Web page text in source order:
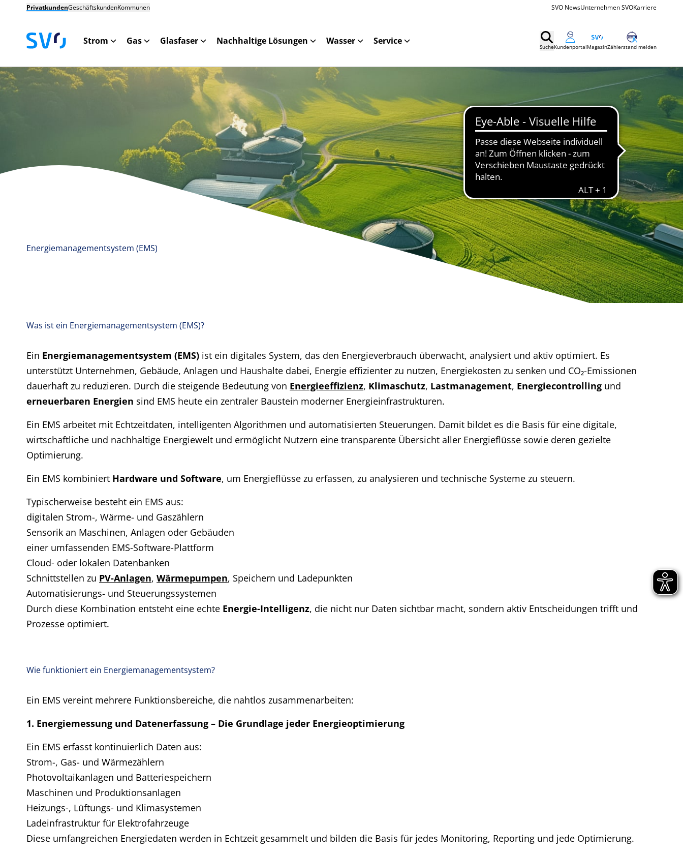
PrivatkundenGeschäftskundenKommunen SVO NewsUnternehmen SVOKarriere
Strom Gas Glasfaser Nachhaltige Lösungen Wasser Service
SucheKundenportalMagazinZählerstand melden
Energiemanagementsystem (EMS)
Was ist ein Energiemanagementsystem (EMS)?
Ein Energiemanagementsystem (EMS) ist ein digitales System, das den Energieverbrauch überwacht, analysiert und aktiv optimiert. Es
unterstützt Unternehmen, Gebäude, Anlagen und Haushalte dabei, Energie effizienter zu nutzen, Energiekosten zu senken und CO₂-Emissionen
dauerhaft zu reduzieren. Durch die steigende Bedeutung von Energieeffizienz, Klimaschutz, Lastmanagement, Energiecontrolling und
erneuerbaren Energien sind EMS heute ein zentraler Baustein moderner Energieinfrastrukturen.
Ein EMS arbeitet mit Echtzeitdaten, intelligenten Algorithmen und automatisierten Steuerungen. Damit bildet es die Basis für eine digitale,
wirtschaftliche und nachhaltige Energiewelt und ermöglicht Nutzern eine transparente Übersicht aller Energieflüsse sowie deren gezielte
Optimierung.
Ein EMS kombiniert Hardware und Software, um Energieflüsse zu erfassen, zu analysieren und technische Systeme zu steuern.
Typischerweise besteht ein EMS aus:
digitalen Strom-, Wärme- und Gaszählern
Sensorik an Maschinen, Anlagen oder Gebäuden
einer umfassenden EMS-Software-Plattform
Cloud- oder lokalen Datenbanken
Schnittstellen zu PV-Anlagen,Wärmepumpen, Speichern und Ladepunkten
Automatisierungs- und Steuerungssystemen
Durch diese Kombination entsteht eine echte Energie-Intelligenz, die nicht nur Daten sichtbar macht, sondern aktiv Entscheidungen trifft und
Prozesse optimiert.
Wie funktioniert ein Energiemanagementsystem?
Ein EMS vereint mehrere Funktionsbereiche, die nahtlos zusammenarbeiten:
1. Energiemessung und Datenerfassung – Die Grundlage jeder Energieoptimierung
Ein EMS erfasst kontinuierlich Daten aus:
Strom-, Gas- und Wärmezählern
Photovoltaikanlagen und Batteriespeichern
Maschinen und Produktionsanlagen
Heizungs-, Lüftungs- und Klimasystemen
Ladeinfrastruktur für Elektrofahrzeuge
Diese umfangreichen Energiedaten werden in Echtzeit gesammelt und bilden die Basis für jedes Monitoring, Reporting und jede Optimierung.